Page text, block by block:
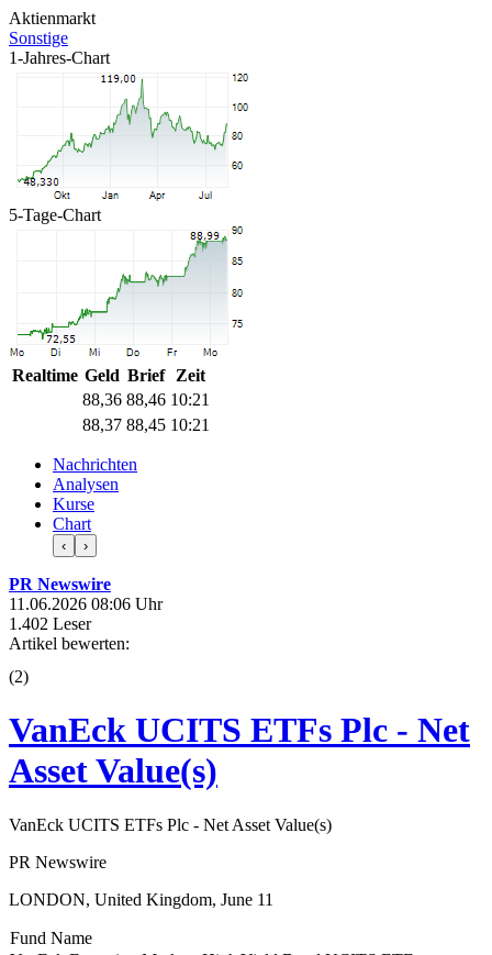
Aktienmarkt
Sonstige
1-Jahres-Chart
5-Tage-Chart
Realtime Geld Brief
Zeit
88,36 88,46 10:21
88,37 88,45 10:21
Nachrichten
Analysen
Kurse
Chart
‹ ›
PR Newswire
11.06.2026 08:06 Uhr
1.402 Leser
Artikel bewerten:
(2)
VanEck UCITS ETFs Plc - Net
Asset Value(s)
VanEck UCITS ETFs Plc - Net Asset Value(s)
PR Newswire
LONDON, United Kingdom, June 11
Fund Name